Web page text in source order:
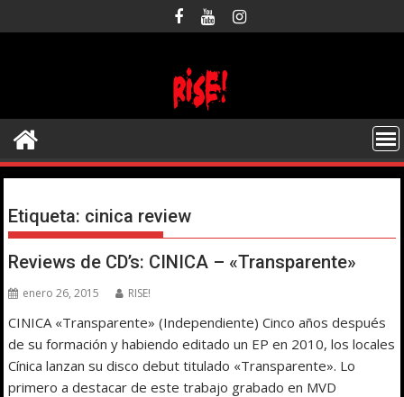
al
Etiqueta: cinica review
Reviews de CD’s: CINICA – «Transparente»
enero 26, 2015 RISE!
CINICA «Transparente» (Independiente) Cinco años después
de su formación y habiendo editado un EP en 2010, los locales
Cínica lanzan su disco debut titulado «Transparente». Lo
primero a destacar de este trabajo grabado en MVD